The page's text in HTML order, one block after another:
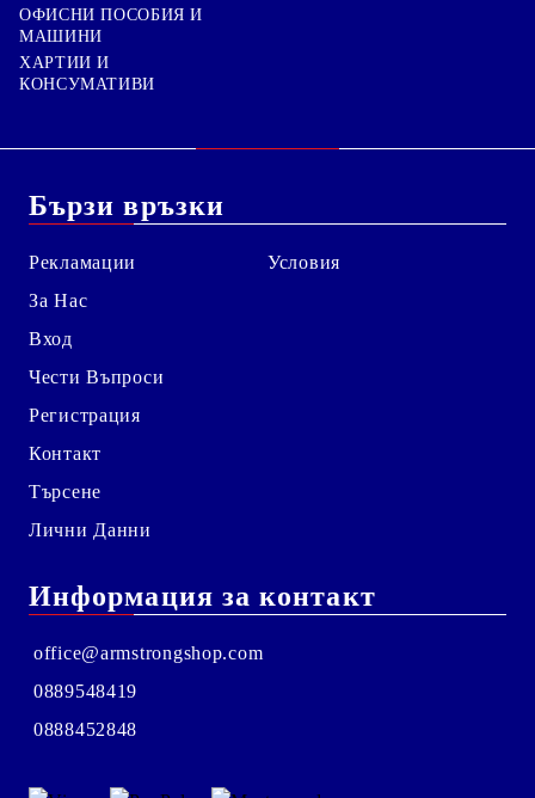
ОФИСНИ ПОСОБИЯ И
МАШИНИ
ХАРТИИ И
КОНСУМАТИВИ
Бързи връзки
Рекламации
За Нас
Вход
Чести Въпроси
Регистрация
Контакт
Търсене
Лични Данни
Условия
Информация за контакт
office@armstrongshop.com
0889548419
0888452848